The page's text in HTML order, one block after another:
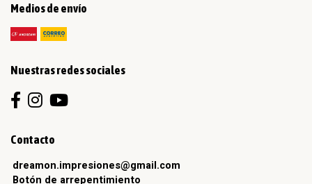
Medios de envío
Nuestras redes sociales
Contacto
dreamon.impresiones@gmail.com
Botón de arrepentimiento